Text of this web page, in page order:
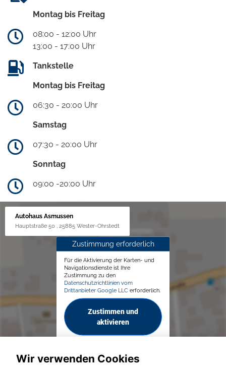
Montag bis Freitag
08:00 - 12:00 Uhr
13:00 - 17:00 Uhr
Tankstelle
Montag bis Freitag
06:30 - 20:00 Uhr
Samstag
07:30 - 20:00 Uhr
Sonntag
09:00 -20:00 Uhr
Autohaus Asmussen
Hauptstraße 50 , 25885 Wester-Ohrstedt
Zustimmung erforderlich
Für die Aktivierung der Karten- und
Navigationsdienste ist Ihre
Zustimmung zu den
Datenschutzrichtlinien vom
Drittanbieter Google LLC erforderlich.
Zustimmen und
aktivieren
Wir verwenden Cookies